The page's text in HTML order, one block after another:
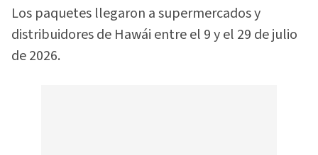
Los paquetes llegaron a supermercados y
distribuidores de Hawái entre el 9 y el 29 de julio
de 2026.